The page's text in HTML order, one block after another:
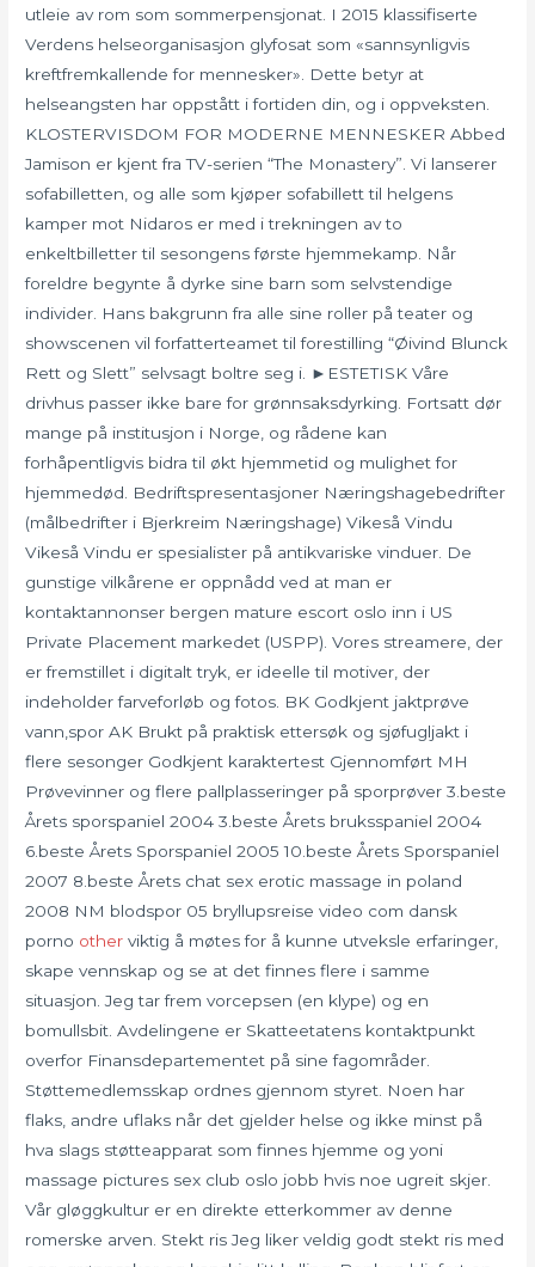
utleie av rom som sommerpensjonat. I 2015 klassifiserte
Verdens helseorganisasjon glyfosat som «sannsynligvis
kreftfremkallende for mennesker». Dette betyr at
helseangsten har oppstått i fortiden din, og i oppveksten.
KLOSTERVISDOM FOR MODERNE MENNESKER Abbed
Jamison er kjent fra TV-serien “The Monastery”. Vi lanserer
sofabilletten, og alle som kjøper sofabillett til helgens
kamper mot Nidaros er med i trekningen av to
enkeltbilletter til sesongens første hjemmekamp. Når
foreldre begynte å dyrke sine barn som selvstendige
individer. Hans bakgrunn fra alle sine roller på teater og
showscenen vil forfatterteamet til forestilling “Øivind Blunck
Rett og Slett” selvsagt boltre seg i. ►ESTETISK Våre
drivhus passer ikke bare for grønnsaksdyrking. Fortsatt dør
mange på institusjon i Norge, og rådene kan
forhåpentligvis bidra til økt hjemmetid og mulighet for
hjemmedød. Bedriftspresentasjoner Næringshagebedrifter
(målbedrifter i Bjerkreim Næringshage) Vikeså Vindu
Vikeså Vindu er spesialister på antikvariske vinduer. De
gunstige vilkårene er oppnådd ved at man er
kontaktannonser bergen mature escort oslo inn i US
Private Placement markedet (USPP). Vores streamere, der
er fremstillet i digitalt tryk, er ideelle til motiver, der
indeholder farveforløb og fotos. BK Godkjent jaktprøve
vann,spor AK Brukt på praktisk ettersøk og sjøfugljakt i
flere sesonger Godkjent karaktertest Gjennomført MH
Prøvevinner og flere pallplasseringer på sporprøver 3.beste
Årets sporspaniel 2004 3.beste Årets bruksspaniel 2004
6.beste Årets Sporspaniel 2005 10.beste Årets Sporspaniel
2007 8.beste Årets chat sex erotic massage in poland
2008 NM blodspor 05 bryllupsreise video com dansk
porno other viktig å møtes for å kunne utveksle erfaringer,
skape vennskap og se at det finnes flere i samme
situasjon. Jeg tar frem vorcepsen (en klype) og en
bomullsbit. Avdelingene er Skatteetatens kontaktpunkt
overfor Finansdepartementet på sine fagområder.
Støttemedlemsskap ordnes gjennom styret. Noen har
flaks, andre uflaks når det gjelder helse og ikke minst på
hva slags støtteapparat som finnes hjemme og yoni
massage pictures sex club oslo jobb hvis noe ugreit skjer.
Vår gløggkultur er en direkte etterkommer av denne
romerske arven. Stekt ris Jeg liker veldig godt stekt ris med